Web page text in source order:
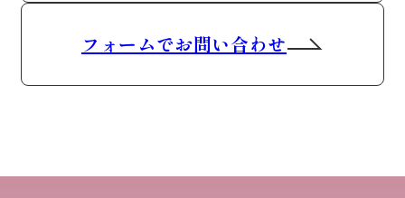
フォームでお問い合わせ